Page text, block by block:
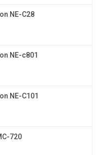
NE-C28
NE-c801
NE-C101
720